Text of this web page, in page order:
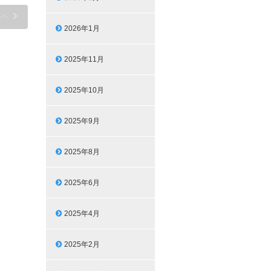
2026年1月
2025年11月
2025年10月
2025年9月
2025年8月
2025年6月
2025年4月
2025年2月